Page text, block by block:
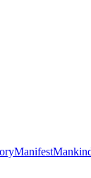
Manifest